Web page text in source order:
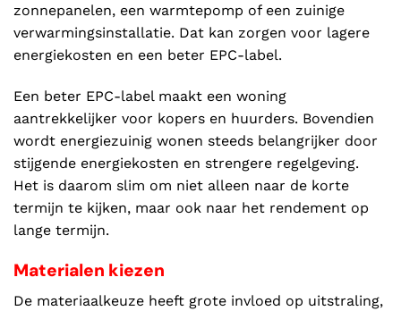
zonnepanelen, een warmtepomp of een zuinige
verwarmingsinstallatie. Dat kan zorgen voor lagere
energiekosten en een beter EPC-label.
Een beter EPC-label maakt een woning
aantrekkelijker voor kopers en huurders. Bovendien
wordt energiezuinig wonen steeds belangrijker door
stijgende energiekosten en strengere regelgeving.
Het is daarom slim om niet alleen naar de korte
termijn te kijken, maar ook naar het rendement op
lange termijn.
Materialen kiezen
De materiaalkeuze heeft grote invloed op uitstraling,